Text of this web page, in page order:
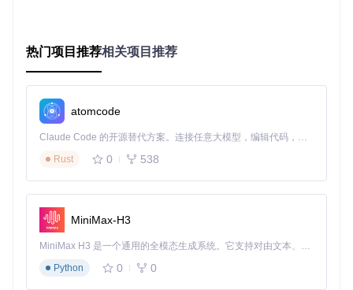
核心功能：四大模块解析
视频下载核心功能
VidBee提供直观的视频下载界面，支持多种视频平台和格式选
择。主界面包含URL输入框、一键下载按钮和下载队列管理三
大核心区域。
图1：VidBee主界面展示了URL输入区和下载队列管理功能
功能模块：src/main/download-engine/
多任务队列管理
VidBee的下载队列支持同时管理多个任务，可实时查看下载进
和错误三个分类标签，便于任务管理。
热门项目推荐相关项目推荐
atomcode
Claude Code 的开源替代方案。连接任意大模型，编辑代码，运行命令，自动验证 — 全自动执行。用 Rust 构建，极致性能。 ｜ An open-source alternative to Claude Code. Connect any LLM, edit code, run commands, and verify changes — autonomously. Built in Rust for speed. Get Started
Rust
0 538
MiniMax-H3
MiniMax H3 是一个通用的全模态生成系统。它支持对由文本、图像、视频和音频组成的多模态上下文进行统一理解，并能生成分辨率高达 2K、时长可达 15 秒的带原生立体声音频的视频。得益于面向任务泛化的系统设计，H3 在预训练阶段就已具备广泛的多模态上下文理解与生成能力，能够出色地执行复杂的多模态指令。
Python
0 0